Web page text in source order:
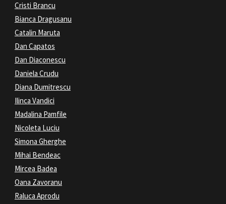
Cristi Brancu
Bianca Dragusanu
Catalin Maruta
Dan Capatos
Dan Diaconescu
Daniela Crudu
Diana Dumitrescu
Ilinca Vandici
Madalina Pamfile
Nicoleta Luciu
Simona Gherghe
Mihai Bendeac
Mircea Badea
Oana Zavoranu
Raluca Aprodu